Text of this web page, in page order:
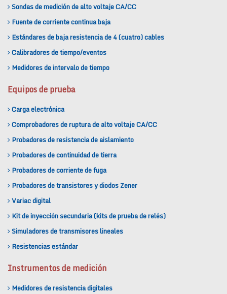
Sondas de medición de alto voltaje CA/CC
Fuente de corriente continua baja
Estándares de baja resistencia de 4 (cuatro) cables
Calibradores de tiempo/eventos
Medidores de intervalo de tiempo
Equipos de prueba
Carga electrónica
Comprobadores de ruptura de alto voltaje CA/CC
Probadores de resistencia de aislamiento
Probadores de continuidad de tierra
Probadores de corriente de fuga
Probadores de transistores y diodos Zener
Variac digital
Kit de inyección secundaria (kits de prueba de relés)
Simuladores de transmisores lineales
Resistencias estándar
Instrumentos de medición
Medidores de resistencia digitales